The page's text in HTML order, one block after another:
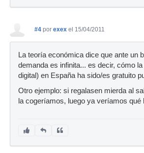
#4 por exex el 15/04/2011
La teoría económica dice que ante un
demanda es infinita... es decir, cómo
digital) en España ha sido/es gratuito
Otro ejemplo: si regalasen mierda al
la cogeríamos, luego ya veríamos qué